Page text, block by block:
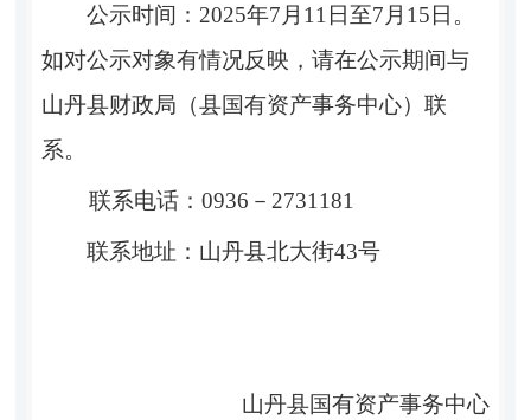
公示时间 ： 2025年7 月 11 日至7 月 15日。
如对公示对象有情况反映，请在公示期间与
山丹县财政局（县国有资产事务中心） 联
系。
联系电话： 0936－ 2731181
联系地址： 山丹县北大街43号
山丹县国有资产事务中心